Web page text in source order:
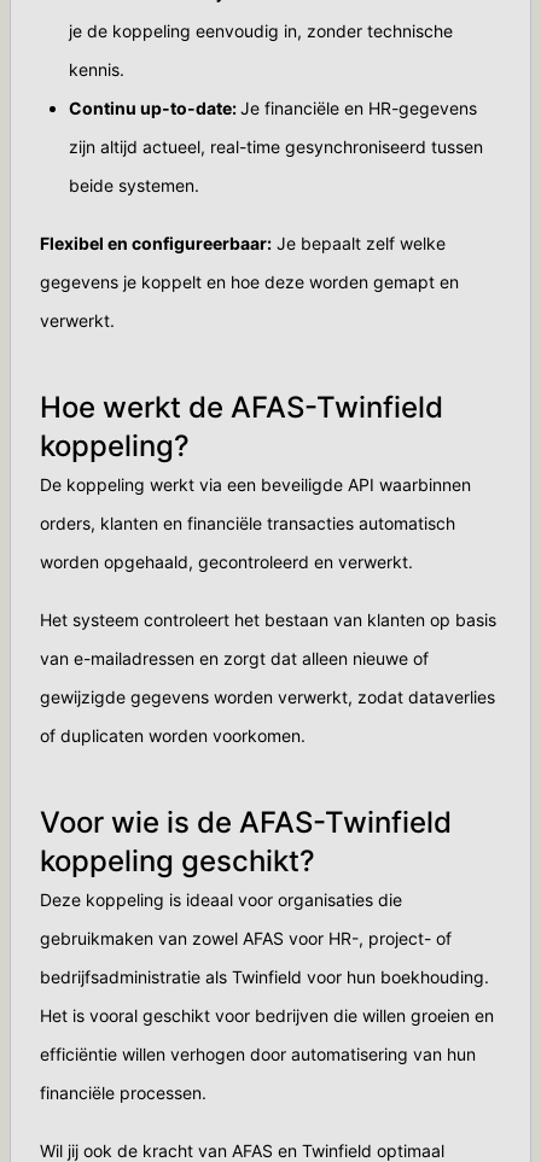
je de koppeling eenvoudig in, zonder technische
kennis.
Continu up-to-date:Je financiële en HR-gegevens
zijn altijd actueel, real-time gesynchroniseerd tussen
beide systemen.
Flexibel en configureerbaar: Je bepaalt zelf welke
gegevens je koppelt en hoe deze worden gemapt en
verwerkt.
Hoe werkt de AFAS-Twinfield
koppeling?
De koppeling werkt via een beveiligde API waarbinnen
orders, klanten en financiële transacties automatisch
worden opgehaald, gecontroleerd en verwerkt.
Het systeem controleert het bestaan van klanten op basis
van e-mailadressen en zorgt dat alleen nieuwe of
gewijzigde gegevens worden verwerkt, zodat dataverlies
of duplicaten worden voorkomen.
Voor wie is de AFAS-Twinfield
koppeling geschikt?
Deze koppeling is ideaal voor organisaties die
gebruikmaken van zowel AFAS voor HR-, project- of
bedrijfsadministratie als Twinfield voor hun boekhouding.
Het is vooral geschikt voor bedrijven die willen groeien en
efficiëntie willen verhogen door automatisering van hun
financiële processen.
Wil jij ook de kracht van AFAS en Twinfield optimaal